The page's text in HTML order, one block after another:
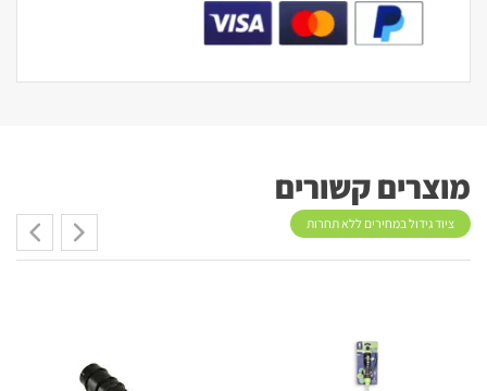
מוצרים קשורים
ציוד גידול במחירים ללא תחרות